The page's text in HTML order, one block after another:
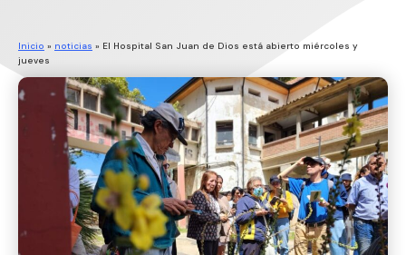
Inicio » noticias » El Hospital San Juan de Dios está abierto miércoles y
jueves